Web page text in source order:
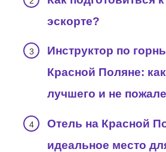
эскорте?
Инструктор по
Красной Поляне:
лучшего и не
Отель на Красной
идеальное место